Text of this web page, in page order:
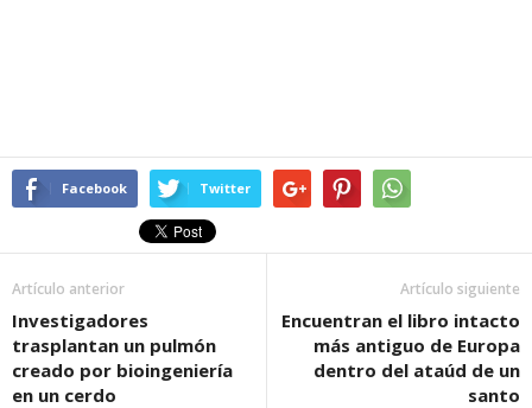
Facebook Twitter
Artículo anterior
Investigadores
trasplantan un pulmón
creado por bioingeniería
en un cerdo
Artículo siguiente
Encuentran el libro intacto
más antiguo de Europa
dentro del ataúd de un
santo